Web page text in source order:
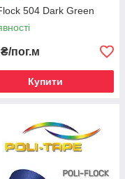
504 Dark Green
₴/пог.м
Купити